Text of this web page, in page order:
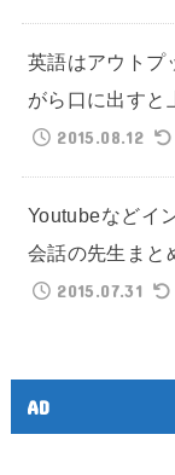
英語はアウトプ
がら口に出すと
2015.08.12
Youtubeなどイ
会話の先生まと
2015.07.31
AD